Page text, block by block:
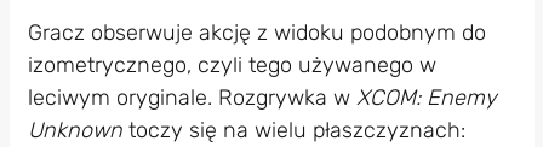
Gracz obserwuje akcję z widoku podobnym do
izometrycznego, czyli tego używanego w
leciwym oryginale. Rozgrywka w XCOM: Enemy
Unknowntoczy się na wielu płaszczyznach: